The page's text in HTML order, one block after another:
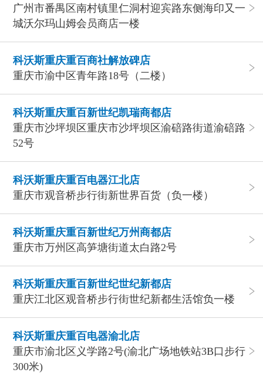
广州市番禺区南村镇里仁洞村迎宾路东侧海印又一
城沃尔玛山姆会员商店一楼
科沃斯重庆重百商社解放碑店
重庆市渝中区青年路18号（二楼）
科沃斯重庆重百新世纪凯瑞商都店
重庆市沙坪坝区重庆市沙坪坝区渝碚路街道渝碚路
52号
科沃斯重庆重百电器江北店
重庆市观音桥步行街新世界百货（负一楼）
科沃斯重庆重百新世纪万州商都店
重庆市万州区高笋塘街道太白路2号
科沃斯重庆重百新世纪世纪新都店
重庆江北区观音桥步行街世纪新都生活馆负一楼
科沃斯重庆重百电器渝北店
重庆市渝北区义学路2号(渝北广场地铁站3B口步行
300米)